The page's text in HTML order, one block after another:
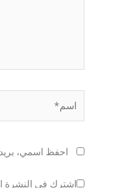
احفظ اسمي،
اشترك في النشرة